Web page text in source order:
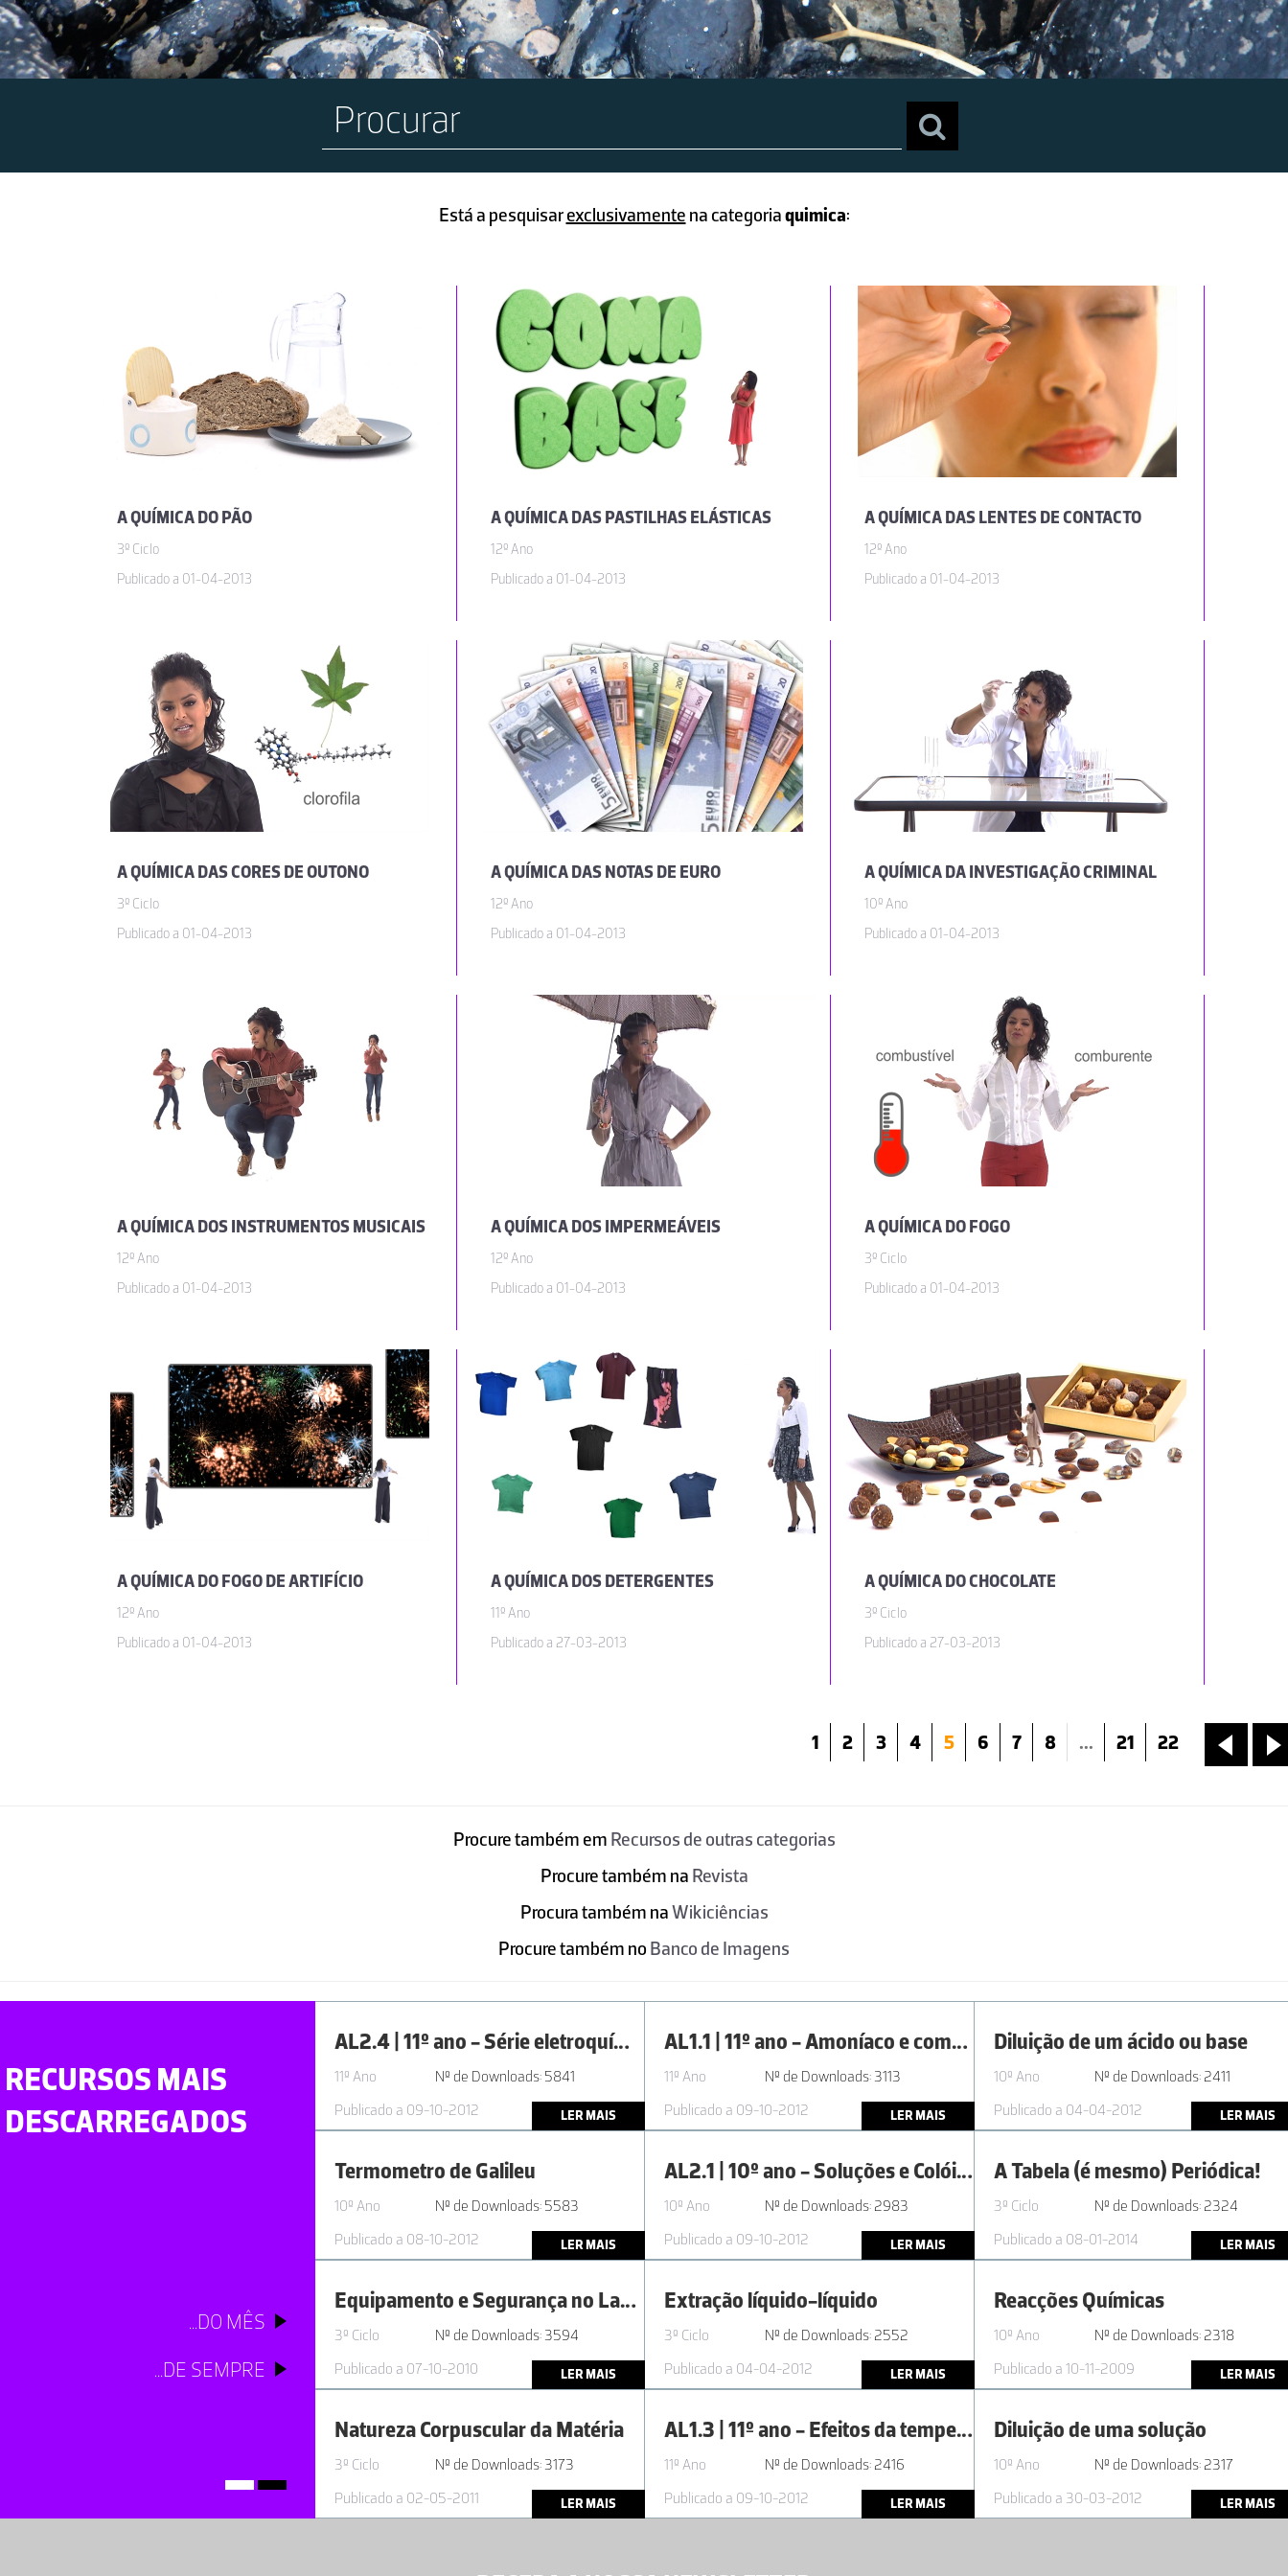
Está a pesquisarexclusivamente na categoriaquimica:
A QUÍMICA DO PÃO
3º Ciclo
Publicado a 01-04-2013
A QUÍMICA DAS PASTILHAS ELÁSTICAS
12º Ano
Publicado a 01-04-2013
A QUÍMICA DAS LENTES DE CONTACTO
12º Ano
Publicado a 01-04-2013
A QUÍMICA DAS CORES DE OUTONO
3º Ciclo
Publicado a 01-04-2013
A QUÍMICA DAS NOTAS DE EURO
12º Ano
Publicado a 01-04-2013
A QUÍMICA DA INVESTIGAÇÃO CRIMINAL
10º Ano
Publicado a 01-04-2013
A QUÍMICA DOS INSTRUMENTOS MUSICAIS
12º Ano
Publicado a 01-04-2013
A QUÍMICA DOS IMPERMEÁVEIS
12º Ano
Publicado a 01-04-2013
A QUÍMICA DO FOGO
3º Ciclo
Publicado a 01-04-2013
A QUÍMICA DO FOGO DE ARTIFÍCIO
12º Ano
Publicado a 01-04-2013
A QUÍMICA DOS DETERGENTES
11º Ano
Publicado a 27-03-2013
A QUÍMICA DO CHOCOLATE
3º Ciclo
Publicado a 27-03-2013
«
1 2 3 4 5 6 7 8 ... 21 22 »
Procure também em Recursos de outras categorias
Procure também na Revista
Procura também naWikiciências
Procure também no Banco de Imagens
RECURSOS MAIS
DESCARREGADOS
...DO MÊS
...DE SEMPRE
AL2.4 | 11º ano - Série eletroquímica: o caso dos metais
11º Ano
Nº de Downloads: 5841
Publicado a 09-10-2012
LER MAIS
Termometro de Galileu
10º Ano
Nº de Downloads: 5583
Publicado a 08-10-2012
LER MAIS
Equipamento e Segurança no Laboratório
3º Ciclo
Nº de Downloads: 3594
Publicado a 07-10-2010
LER MAIS
Natureza Corpuscular da Matéria
3º Ciclo
Nº de Downloads: 3173
Publicado a 02-05-2011
LER MAIS
AL1.1 | 11º ano - Amoníaco e compostos de amónio em materiais do uso comum
11º Ano
Nº de Downloads: 3113
Publicado a 09-10-2012
LER MAIS
AL2.1 | 10º ano - Soluções e Colóides
10º Ano
Nº de Downloads: 2983
Publicado a 09-10-2012
LER MAIS
Extração líquido-líquido
3º Ciclo
Nº de Downloads: 2552
Publicado a 04-04-2012
LER MAIS
AL1.3 | 11º ano - Efeitos da temperatura e da concentração na progressão global de uma reação
11º Ano
Nº de Downloads: 2416
Publicado a 09-10-2012
LER MAIS
Diluição de um ácido ou base
10º Ano
Nº de Downloads: 2411
Publicado a 04-04-2012
LER MAIS
A Tabela (é mesmo) Periódica!
3º Ciclo
Nº de Downloads: 2324
Publicado a 08-01-2014
LER MAIS
Reacções Químicas
10º Ano
Nº de Downloads: 2318
Publicado a 10-11-2009
LER MAIS
Diluição de uma solução
10º Ano
Nº de Downloads: 2317
Publicado a 30-03-2012
LER MAIS